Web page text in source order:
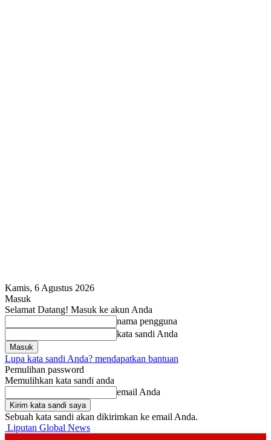
Kamis, 6 Agustus 2026
Masuk
Selamat Datang! Masuk ke akun Anda
nama pengguna
kata sandi Anda
Lupa kata sandi Anda? mendapatkan bantuan
Pemulihan password
Memulihkan kata sandi anda
email Anda
Sebuah kata sandi akan dikirimkan ke email Anda.
Liputan Global News